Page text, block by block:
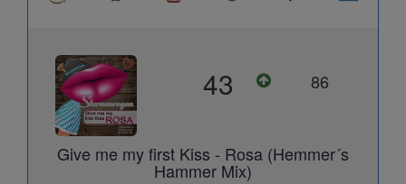
43 86
Give me my first Kiss - Rosa (Hemmer´s
Hammer Mix)